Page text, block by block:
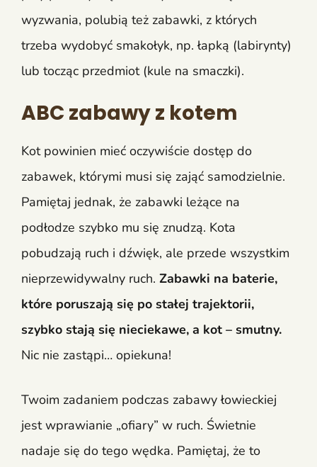
wyzwania, polubią też zabawki, z których
trzeba wydobyć smakołyk, np. łapką (labirynty)
lub tocząc przedmiot (kule na smaczki).
ABC zabawy z kotem
Kot powinien mieć oczywiście dostęp do
zabawek, którymi musi się zająć samodzielnie.
Pamiętaj jednak, że zabawki leżące na
podłodze szybko mu się znudzą. Kota
pobudzają ruch i dźwięk, ale przede wszystkim
nieprzewidywalny ruch. Zabawki na baterie,
które poruszają się po stałej trajektorii,
szybko stają się nieciekawe, a kot – smutny.
Nic nie zastąpi… opiekuna!
Twoim zadaniem podczas zabawy łowieckiej
jest wprawianie „ofiary” w ruch. Świetnie
nadaje się do tego wędka. Pamiętaj, że to